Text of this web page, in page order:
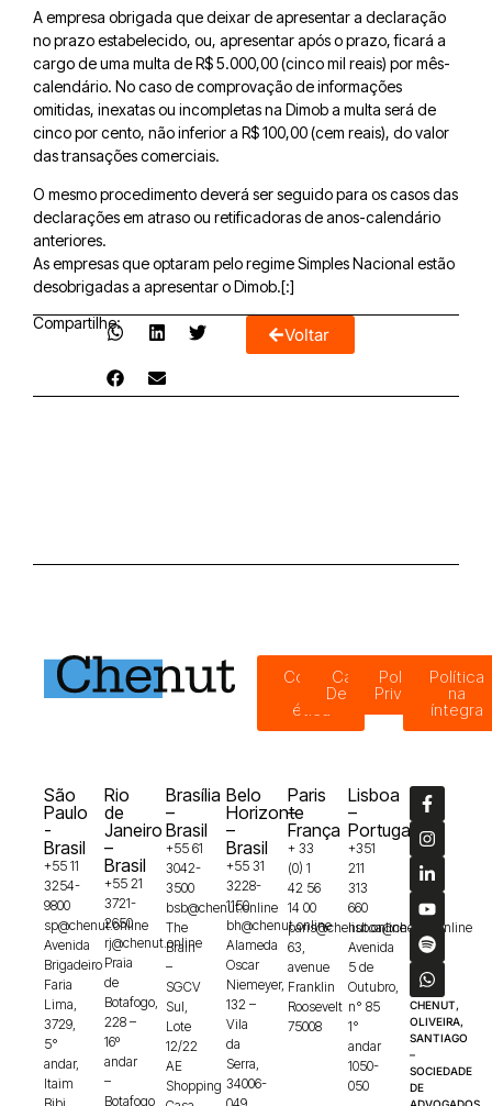
A empresa obrigada que deixar de apresentar a declaração
no prazo estabelecido, ou, apresentar após o prazo, ficará a
cargo de uma multa de R$ 5.000,00 (cinco mil reais) por mês-
calendário. No caso de comprovação de informações
omitidas, inexatas ou incompletas na Dimob a multa será de
cinco por cento, não inferior a R$ 100,00 (cem reais), do valor
das transações comerciais.
O mesmo procedimento deverá ser seguido para os casos das
declarações em atraso ou retificadoras de anos-calendário
anteriores.
As empresas que optaram pelo regime Simples Nacional estão
desobrigadas a apresentar o Dimob.[:]
Compartilhe:
Voltar
Código
ética
Canal de
Denúncias
Política de
Privacidade
Política
na
íntegra
São
Paulo
-
Brasil
+55 11
3254-
9800
sp@chenut.online
Avenida
Brigadeiro
Faria
Lima,
3729,
5°
andar,
Itaim
Rio
de
Janeiro
–
Brasil
+55 21
3721-
2650
rj@chenut.online
Praia
de
Botafogo,
228 –
16º
andar
–
Botafogo
Brasília
–
Brasil
+55 61
3042-
3500
bsb@chenut.online
The
Brain
–
SGCV
Sul,
Lote
12/22
AE
Shopping
Belo
Horizonte
–
Brasil
+55 31
3228-
1150
bh@chenut.online
Alameda
Oscar
Niemeyer,
132 –
Vila
da
Serra,
34006-
Paris
–
França
+ 33
(0) 1
42 56
14 00
paris@chenut.online
63,
avenue
Franklin
Roosevelt
75008
Lisboa
–
Portugal
+351
211
313
660
lisboa@chenut.online
Avenida
5 de
Outubro,
n° 85
1°
andar
1050-
050
CHENUT,
OLIVEIRA,
SANTIAGO
–
SOCIEDADE
DE